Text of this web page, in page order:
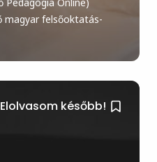
magyar felsőoktatás-
Elolvasom később!